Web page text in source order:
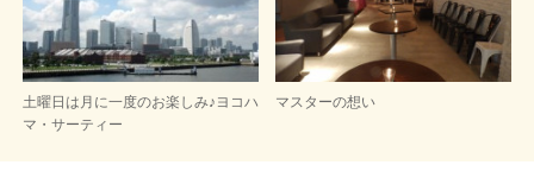
土曜日は月に一度のお楽しみ♪ヨコハ
マ・サーティー
マスターの想い